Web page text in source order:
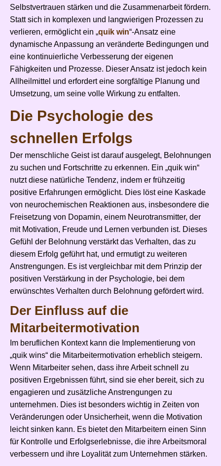
Selbstvertrauen stärken und die Zusammenarbeit fördern.
Statt sich in komplexen und langwierigen Prozessen zu
verlieren, ermöglicht ein „quik win“-Ansatz eine
dynamische Anpassung an veränderte Bedingungen und
eine kontinuierliche Verbesserung der eigenen
Fähigkeiten und Prozesse. Dieser Ansatz ist jedoch kein
Allheilmittel und erfordert eine sorgfältige Planung und
Umsetzung, um seine volle Wirkung zu entfalten.
Die Psychologie des
schnellen Erfolgs
Der menschliche Geist ist darauf ausgelegt, Belohnungen
zu suchen und Fortschritte zu erkennen. Ein „quik win“
nutzt diese natürliche Tendenz, indem er frühzeitig
positive Erfahrungen ermöglicht. Dies löst eine Kaskade
von neurochemischen Reaktionen aus, insbesondere die
Freisetzung von Dopamin, einem Neurotransmitter, der
mit Motivation, Freude und Lernen verbunden ist. Dieses
Gefühl der Belohnung verstärkt das Verhalten, das zu
diesem Erfolg geführt hat, und ermutigt zu weiteren
Anstrengungen. Es ist vergleichbar mit dem Prinzip der
positiven Verstärkung in der Psychologie, bei dem
erwünschtes Verhalten durch Belohnung gefördert wird.
Der Einfluss auf die
Mitarbeitermotivation
Im beruflichen Kontext kann die Implementierung von
„quik wins“ die Mitarbeitermotivation erheblich steigern.
Wenn Mitarbeiter sehen, dass ihre Arbeit schnell zu
positiven Ergebnissen führt, sind sie eher bereit, sich zu
engagieren und zusätzliche Anstrengungen zu
unternehmen. Dies ist besonders wichtig in Zeiten von
Veränderungen oder Unsicherheit, wenn die Motivation
leicht sinken kann. Es bietet den Mitarbeitern einen Sinn
für Kontrolle und Erfolgserlebnisse, die ihre Arbeitsmoral
verbessern und ihre Loyalität zum Unternehmen stärken.